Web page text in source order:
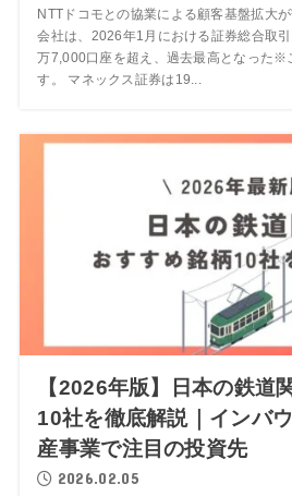
NTTドコモとの協業による顧客基盤拡大
会社は、2026年1月における証券総合取
万7,000口座を超え、過去最高となった※
す。 マネックス証券は19...
【2026年版】日本の鉄道
10社を徹底解説｜インバ
産事業で注目の投資先
2026.02.05